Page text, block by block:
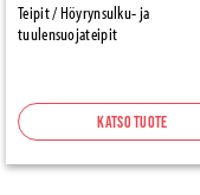
Teipit / Höyrynsulku- ja
tuulensuojateipit
Katso tuote